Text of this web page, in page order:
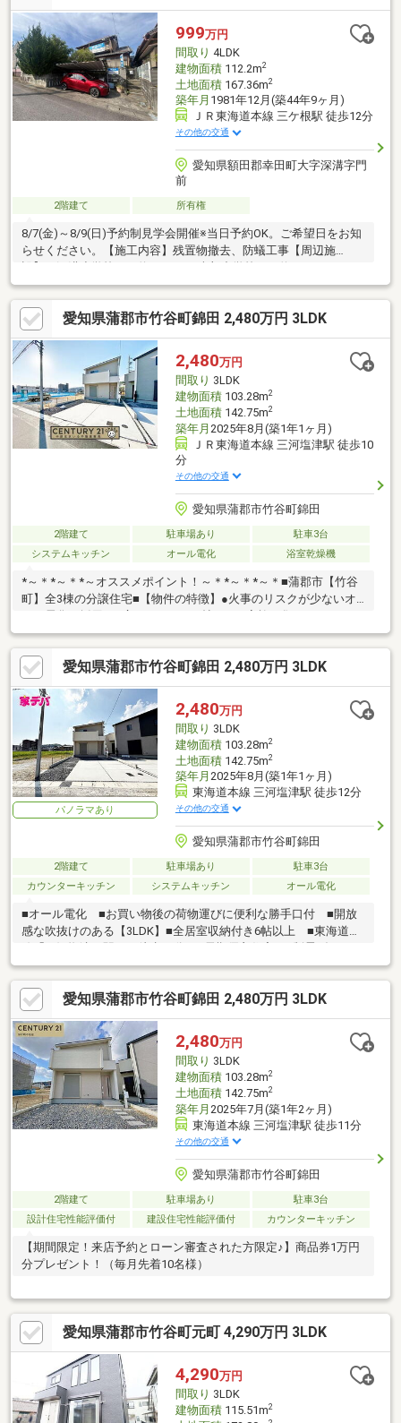
ところ」も正直に教えます！リスクを徹底的になくして、失敗し
ない「最高のお家」だけをご案内します。
999万円
間取り 4LDK
建物面積112.2m2
土地面積167.36m2
築年月 1981年12月(築44年9ヶ月)
ＪＲ東海道本線 三ケ根駅 徒歩12分
その他の交通
愛知県額田郡幸田町大字深溝字門
前
2階建て 所有権
8/7(金)～8/9(日)予約制見学会開催※当日予約OK。ご希望日をお知
らせください。【施工内容】残置物撤去、防蟻工事【周辺施
パーセンタートライアル幸田店まで約1390ｍ・ローソン幸田上天
白店まで約880ｍ・東海道本線三ヶ根駅まで約250ｍ
愛知県蒲郡市竹谷町錦田 2,480万円 3LDK
2,480万円
間取り 3LDK
建物面積103.28m2
土地面積142.75m2
築年月 2025年8月(築1年1ヶ月)
ＪＲ東海道本線 三河塩津駅 徒歩10
分
その他の交通
愛知県蒲郡市竹谷町錦田
2階建て 駐車場あり
駐車3台
システムキッチン
オール電化 浴室乾燥機
*～＊*～＊*～オススメポイント！～＊*～＊*～＊■蒲郡市【竹谷
町】全3棟の分譲住宅■【物件の特徴】●火事のリスクが少ないオ
ール電化を採用。●広々とした21.5帖LDKは家族が集まってもゆっ
たり過ごせます。●キッチンにはあると助かる食洗機付き。家事
の軽減と節水にも有効です。●全居室収納付！季節ものの収納も
できるためお家の中もスッキリ片付きます。●フルフローリング
なのでお掃除も楽々！【周辺環境】■JR『三河塩津』駅・名鉄
『蒲郡競艇場前』まで徒歩約10分のため通勤・通学に便利な立地
です。■保育園、小中学校まで徒歩12分以内とお子様を育てるの
にオススメの環境！
愛知県蒲郡市竹谷町錦田 2,480万円 3LDK
パノラマあり
2,480万円
間取り 3LDK
建物面積103.28m2
土地面積142.75m2
築年月 2025年8月(築1年1ヶ月)
東海道本線 三河塩津駅 徒歩12分
その他の交通
愛知県蒲郡市竹谷町錦田
2階建て 駐車場あり
駐車3台
カウンターキッチン
システムキッチン オール電化
■オール電化 ■お買い物後の荷物運びに便利な勝手口付 ■開放
感な吹抜けのある【3LDK】■全居室収納付き6帖以上 ■東海道本
標準装備
愛知県蒲郡市竹谷町錦田 2,480万円 3LDK
2,480万円
間取り 3LDK
建物面積103.28m2
土地面積142.75m2
築年月 2025年7月(築1年2ヶ月)
東海道本線 三河塩津駅 徒歩11分
その他の交通
愛知県蒲郡市竹谷町錦田
2階建て 駐車場あり
駐車3台
設計住宅性能評価付
建設住宅性能評価付 カウンターキッチン
【期間限定！来店予約とローン審査された方限定♪】商品券1万円
分プレゼント！（毎月先着10名様）
愛知県蒲郡市竹谷町元町 4,290万円 3LDK
4,290万円
間取り 3LDK
建物面積115.51m2